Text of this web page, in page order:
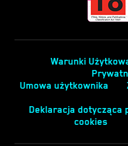
Warunki
Umowa użytkownika
Deklaracja dotycząca
cookies